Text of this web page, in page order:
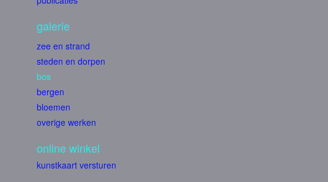
galerie
zee en strand
steden en dorpen
bos
bergen
bloemen
overige werken
online winkel
kunstkaart versturen